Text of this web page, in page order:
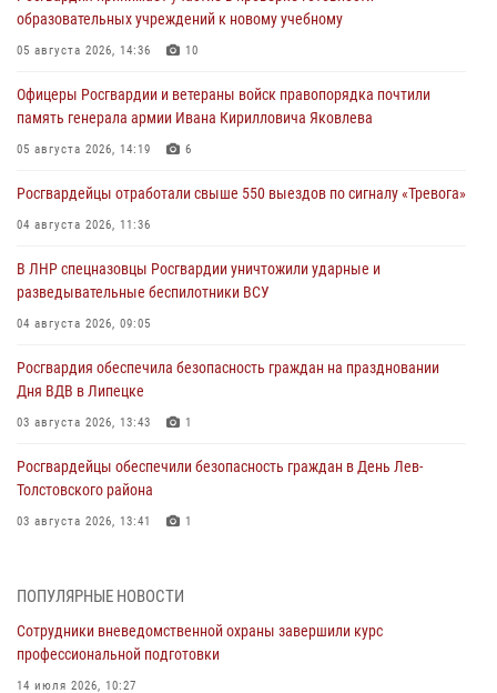
образовательных учреждений к новому учебному
05 августа 2026, 14:36 10
Офицеры Росгвардии и ветераны войск правопорядка почтили
память генерала армии Ивана Кирилловича Яковлева
05 августа 2026, 14:19 6
Росгвардейцы отработали свыше 550 выездов по сигналу «Тревога»
04 августа 2026, 11:36
В ЛНР спецназовцы Росгвардии уничтожили ударные и
разведывательные беспилотники ВСУ
04 августа 2026, 09:05
Росгвардия обеспечила безопасность граждан на праздновании
Дня ВДВ в Липецке
03 августа 2026, 13:43 1
Росгвардейцы обеспечили безопасность граждан в День Лев-
Толстовского района
03 августа 2026, 13:41 1
(видео)
Росгвардия обеспечила охрану порядка во время проведения
фестивалей в Липецке
ПОПУЛЯРНЫЕ НОВОСТИ
Сотрудники вневедомственной охраны завершили курс
профессиональной подготовки
14 июля 2026, 10:27